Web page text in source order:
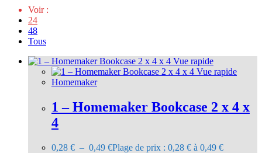
Voir :
24
48
Tous
Vue rapide
Vue rapide
Homemaker
1 – Homemaker Bookcase 2 x 4 x
4
0,28 € – 0,49 €Plage de prix : 0,28 € à 0,49 €